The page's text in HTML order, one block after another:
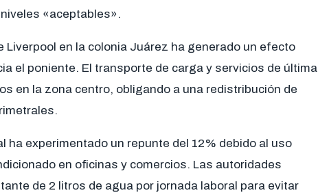
«aceptables».
Liverpool en la colonia Juárez ha generado un efecto
el poniente. El transporte de carga y servicios de última
en la zona centro, obligando a una redistribución de
ha experimentado un repunte del 12% debido al uso
en oficinas y comercios. Las autoridades
de 2 litros de agua por jornada laboral para evitar